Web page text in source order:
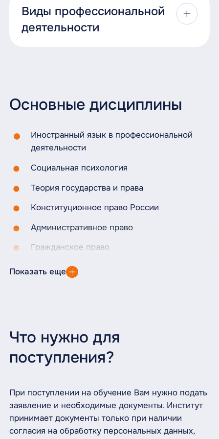
- Экспертиза документов для организаций
и физических лиц
Виды профессиональной
деятельности
Правовое обеспечение деятельности
организаций и оказание юридической
объединениям.
Основные дисциплины
Иностранный язык в профессиональной
деятельности
Социальная психология
Теория государства и права
Конституционное право России
Административное право
Гражданское право
Информационные технологии в
профессиональной деятельности
Административный процесс
Трудовое право
Судоустройство и правоохранительные
органы
Уголовный процесс
Показать еще
Что нужно для
поступления?
При поступлении на обучение Вам нужно подать
заявление и необходимые документы. Институт
принимает документы только при наличии
согласия на обработку персональных данных,